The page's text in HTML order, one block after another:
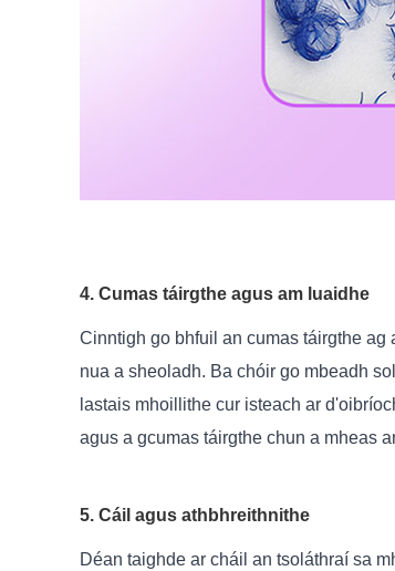
4. Cumas táirgthe agus am luaidhe
Cinntigh go bhfuil an cumas táirgthe
nua a sheoladh. Ba chóir go mbeadh
lastais mhoillithe cur isteach ar
agus a gcumas táirgthe chun a mheas
5. Cáil agus athbhreithnithe
Déan taighde ar cháil an tsoláthraí sa